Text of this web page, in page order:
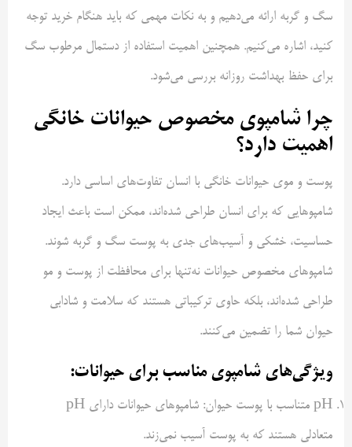
سگ و گربه ارائه می‌دهیم و به نکات مهمی که باید هنگام خرید توجه
کنید، اشاره می‌کنیم. همچنین اهمیت استفاده از دستمال مرطوب سگ
برای حفظ بهداشت روزانه بررسی می‌شود.
چرا شامپوی مخصوص حیوانات خانگی
اهمیت دارد؟
پوست و موی حیوانات خانگی با انسان تفاوت‌های اساسی دارد.
شامپوهایی که برای انسان طراحی شده‌اند، ممکن است باعث ایجاد
حساسیت، خشکی و آسیب‌های جدی به پوست سگ و گربه شوند.
شامپوهای مخصوص حیوانات نه‌تنها برای محافظت از پوست و مو
طراحی شده‌اند، بلکه حاوی ترکیباتی هستند که سلامت و شادابی
حیوان شما را تضمین می‌کنند.
ویژگی‌های شامپوی مناسب برای حیوانات:
pH متناسب با پوست حیوان: شامپوهای حیوانات دارای pH
متعادلی هستند که به پوست آسیب نمی‌زند.